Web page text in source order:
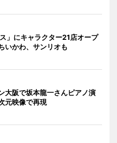
ス」にキャラクター21店オープ
かわ、サンリオも
大阪で坂本龍一さんピアノ演
元映像で再現